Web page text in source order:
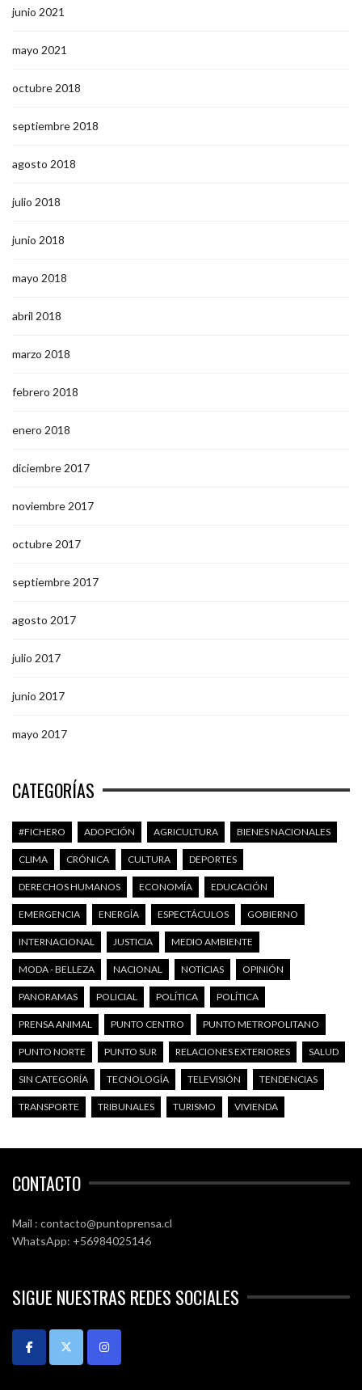
junio 2021
mayo 2021
octubre 2018
septiembre 2018
agosto 2018
julio 2018
junio 2018
mayo 2018
abril 2018
marzo 2018
febrero 2018
enero 2018
diciembre 2017
noviembre 2017
octubre 2017
septiembre 2017
agosto 2017
julio 2017
junio 2017
mayo 2017
CATEGORÍAS
#FICHERO ADOPCIÓN AGRICULTURA BIENES NACIONALES
CLIMA CRÓNICA CULTURA DEPORTES
DERECHOS HUMANOS ECONOMÍA EDUCACIÓN
EMERGENCIA ENERGÍA ESPECTÁCULOS GOBIERNO
INTERNACIONAL JUSTICIA MEDIO AMBIENTE
MODA - BELLEZA NACIONAL NOTICIAS OPINIÓN
PANORAMAS POLICIAL POLÍTICA POLÍTICA
PRENSA ANIMAL PUNTO CENTRO PUNTO METROPOLITANO
PUNTO NORTE PUNTO SUR RELACIONES EXTERIORES SALUD
SIN CATEGORÍA TECNOLOGÍA TELEVISIÓN TENDENCIAS
TRANSPORTE TRIBUNALES TURISMO VIVIENDA
CONTACTO
Mail : contacto@puntoprensa.cl
WhatsApp: +56984025146
SIGUE NUESTRAS REDES SOCIALES